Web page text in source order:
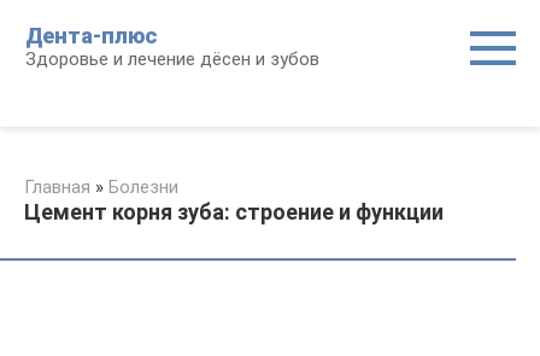
контенту
Дента-плюс
Здоровье и лечение дёсен и зубов
Главная » Болезни
Цемент корня зуба: строение и функции